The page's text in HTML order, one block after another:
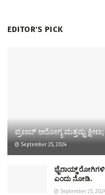
EDITOR'S PICK
ಪ್ರಣಬ್ ಆರೋಗ್ಯ ಮತ್ತಷ್ಟು ಕ್ಷೀಣ;
September 25, 2024
ಥೈರಾಯ್ಡ್
ಎಂದು ನೋಡಿ.
September 25,